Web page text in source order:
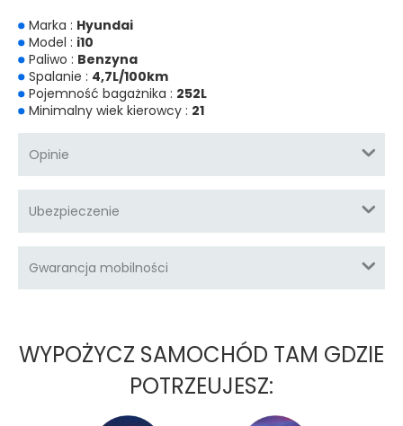
Marka : Hyundai
Model : i10
Paliwo : Benzyna
Spalanie : 4,7L/100km
Pojemność bagażnika : 252L
Minimalny wiek kierowcy : 21
Opinie
Ubezpieczenie
Gwarancja mobilności
WYPOŻYCZ SAMOCHÓD TAM GDZIE
POTRZEUJESZ: